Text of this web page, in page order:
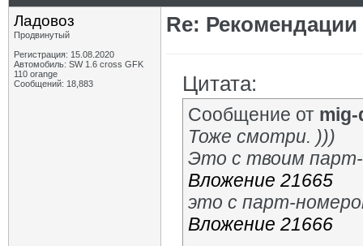
Ладовоз
Продвинутый
Регистрация: 15.08.2020
Автомобиль: SW 1.6 cross GFK
110 orange
Сообщений: 18,883
Re:
Цитата:
Сообщение от
Тоже смотри. )))
Это с твоим
Вложение 21665
это с парт-
Вложение 21666